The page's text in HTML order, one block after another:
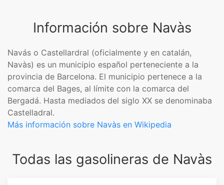
Información sobre Navàs
Navás​ o Castellardral​ (oficialmente y en catalán,
Navàs) es un municipio español perteneciente a la
provincia de Barcelona. El municipio pertenece a la
comarca del Bages, al límite con la comarca del
Bergadá. Hasta mediados del siglo XX se denominaba
Castelladral.​
Más información sobre Navàs en Wikipedia
Todas las gasolineras de Navàs